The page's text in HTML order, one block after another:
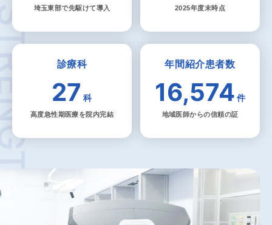
埼玉東部で先駆けて導入 2025年度末時点
診療科
27 科
高度急性期医療を院内完結
年間紹介患者数
16,574 件
地域医師からの信頼の証